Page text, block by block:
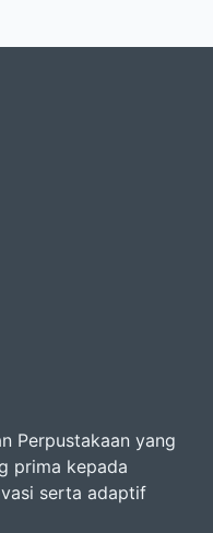
Perpustakaan yang
prima kepada
serta adaptif